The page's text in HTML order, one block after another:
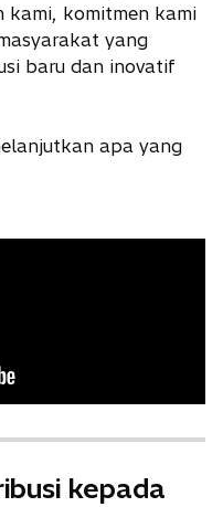
t
a
b
kami, komitmen kami
yang
baru dan inovatif
apa yang
kepada